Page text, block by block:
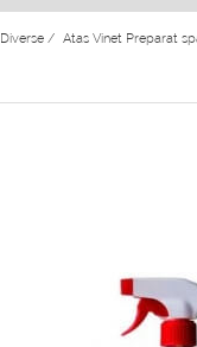
Diverse / Atas Vinet Preparat